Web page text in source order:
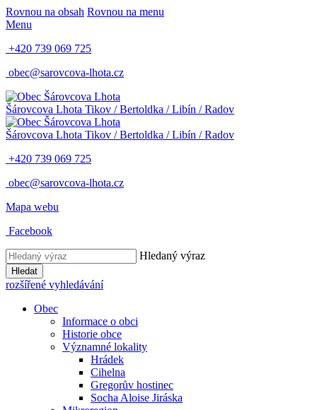
Rovnou na obsah Rovnou na menu
Menu
+420 739 069 725
obec@sarovcova-lhota.cz
Šárovcova Lhota Tikov / Bertoldka / Libín / Radov
Šárovcova Lhota Tikov / Bertoldka / Libín / Radov
+420 739 069 725
obec@sarovcova-lhota.cz
Mapa webu
Facebook
Hledaný výraz
Hledat
rozšířené vyhledávání
Obec
Informace o obci
Historie obce
Významné lokality
Hrádek
Cihelna
Gregorův hostinec
Socha Aloise Jiráska